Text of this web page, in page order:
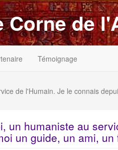
de
Témoignage
de l'Humain. Je le connais
un humaniste au
un guide, un ami, un